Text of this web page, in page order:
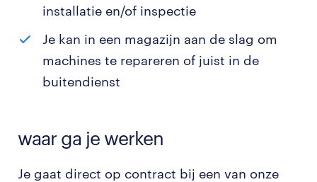
installatie en/of inspectie
Je kan in een magazijn aan de slag om
machines te repareren of juist in de
buitendienst
waar ga je werken
Je gaat direct op contract bij een van onze